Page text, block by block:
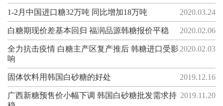
2020.03.24
1-2月中国进口糖32万吨 同比增加18万吨
2020.02.06
白糖期现价差基本回归 福润品源韩糖报价平稳
2020.02.03
全力抗击疫情 白糖主产区复产推后 韩糖进口受影
响
2019.12.16
固体饮料用韩国白砂糖的好处
2019.11.20
广西新糖预售价小幅下调 韩国白砂糖批发需求持